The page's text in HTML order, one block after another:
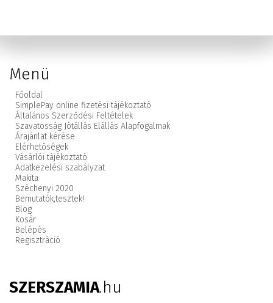
Menü
Főoldal
SimplePay online fizetési tájékoztató
Általános Szerződési Feltételek
Szavatosság Jótállás Elállás Alapfogalmak
Árajánlat kérése
Elérhetőségek
Vásárlói tájékoztató
Adatkezelési szabályzat
Makita
Széchenyi 2020
Bemutatók,tesztek!
Blog
Kosár
Belépés
Regisztráció
SZERSZAMIA.hu